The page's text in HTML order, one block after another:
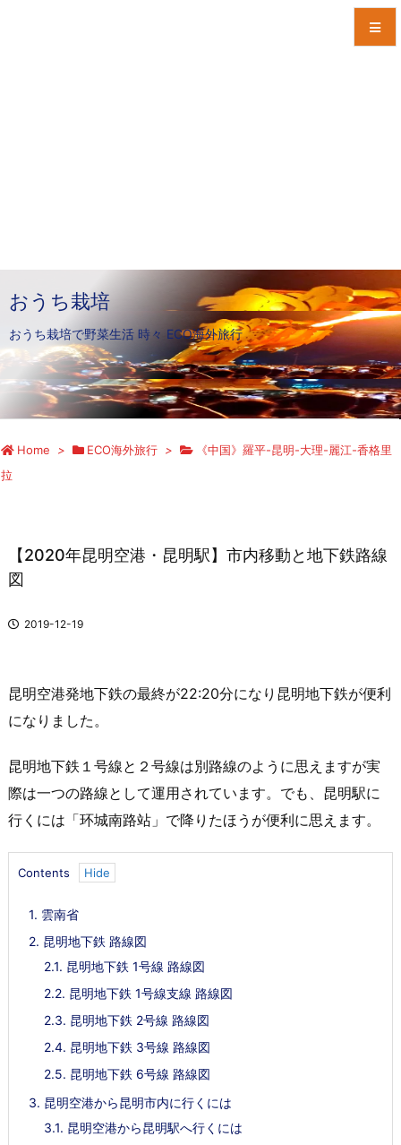
おうち栽培
おうち栽培で野菜生活 時々 ECO海外旅行
検索
Home > ECO海外旅行 >
《中国》羅平-昆明-大理-麗江-香格里
拉
【2020年昆明空港・昆明駅】市内移動と地下鉄路線
図
2019-12-19
昆明空港発地下鉄の最終が22:20分になり昆明地下鉄が便利
になりました。
昆明地下鉄１号線と２号線は別路線のように思えますが実
際は一つの路線として運用されています。でも、昆明駅に
行くには「环城南路站」で降りたほうが便利に思えます。
Contents
1. 雲南省
2. 昆明地下鉄 路線図
2.1. 昆明地下鉄 1号線 路線図
2.2. 昆明地下鉄 1号線支線 路線図
2.3. 昆明地下鉄 2号線 路線図
2.4. 昆明地下鉄 3号線 路線図
2.5. 昆明地下鉄 6号線 路線図
3. 昆明空港から昆明市内に行くには
3.1. 昆明空港から昆明駅へ行くには